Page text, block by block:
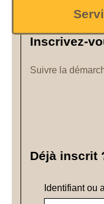
Inscrivez-
Suivre la
Déjà inscrit
Identifiant ou